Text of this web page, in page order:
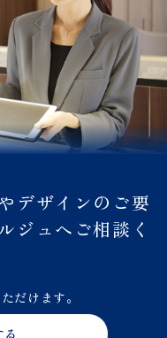
デザインのご要
ジュへご相談く
だけます。